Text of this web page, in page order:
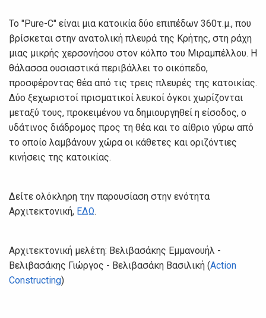
Το "Pure-C" είναι μια κατοικία δύο επιπέδων 360τ.μ., που
βρίσκεται στην ανατολική πλευρά της Κρήτης, στη ράχη
μιας μικρής χερσονήσου στον κόλπο του Μιραμπέλλου. Η
θάλασσα ουσιαστικά περιβάλλει το οικόπεδο,
προσφέροντας θέα από τις τρεις πλευρές της κατοικίας.
Δύο ξεχωριστοί πρισματικοί λευκοί όγκοι χωρίζονται
μεταξύ τους, προκειμένου να δημιουργηθεί η είσοδος, ο
υδάτινος διάδρομος προς τη θέα και το αίθριο γύρω από
το οποίο λαμβάνουν χώρα οι κάθετες και οριζόντιες
κινήσεις της κατοικίας.
Δείτε ολόκληρη την παρουσίαση στην ενότητα
Αρχιτεκτονική, ΕΔΩ.
Αρχιτεκτονική μελέτη: Βελιβασάκης Εμμανουήλ -
Βελιβασάκης Γιώργος - Βελιβασάκη Βασιλική (Action
Constructing)